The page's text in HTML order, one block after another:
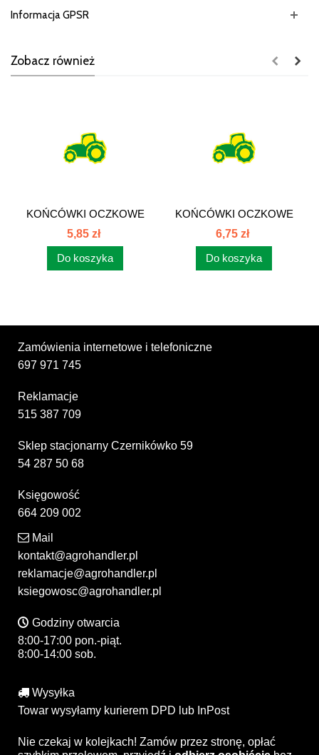
Informacja GPSR
Zobacz również
KOŃCÓWKI OCZKOWE
Z OTWOREM POD...
5,85 zł
Do koszyka
KOŃCÓWKI OCZKOWE
Z OTWOREM POD...
6,75 zł
Do koszyka
Zamówienia internetowe i telefoniczne
697 971 745
Reklamacje
515 387 709
Sklep stacjonarny Czernikówko 59
54 287 50 68
Księgowość
664 209 002
Mail
kontakt@agrohandler.pl
reklamacje@agrohandler.pl
ksiegowosc@agrohandler.pl
Godziny otwarcia
8:00-17:00 pon.-piąt.
8:00-14:00 sob.
Wysyłka
Towar wysyłamy kurierem DPD lub InPost
Nie czekaj w kolejkach! Zamów przez stronę, opłać